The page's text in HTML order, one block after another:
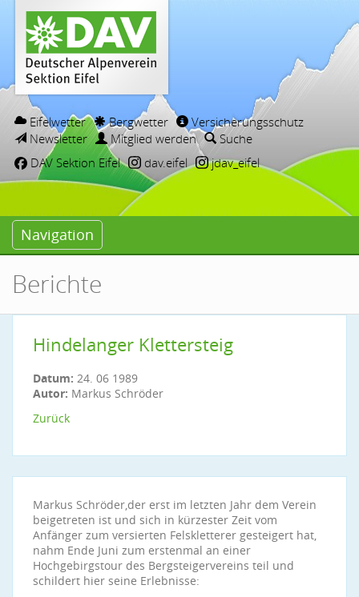
Eifelwetter Bergwetter
Versicherungsschutz
Newsletter
Mitglied werden
Suche
DAV Sektion Eifel
dav.eifel jdav_eifel
Navigation
Berichte
Hindelanger Klettersteig
Datum: 24. 06 1989
Autor: Markus Schröder
Zurück
Markus Schröder,der erst im letzten Jahr dem Verein
beigetreten ist und sich in kürzester Zeit vom
Anfänger zum versierten Felskletterer gesteigert hat,
nahm Ende Juni zum erstenmal an einer
Hochgebirgstour des Bergsteigervereins teil und
schildert hier seine Erlebnisse: